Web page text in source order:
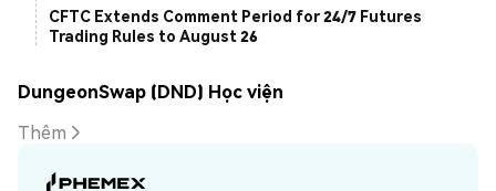
CFTC Extends Comment Period for 24/7 Futures
Trading Rules to August 26
DungeonSwap (DND) Học viện
Thêm